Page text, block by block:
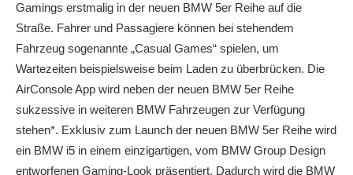
Gamings erstmalig in der neuen BMW 5er Reihe auf die
Straße. Fahrer und Passagiere können bei stehendem
Fahrzeug sogenannte „Casual Games“ spielen, um
Wartezeiten beispielsweise beim Laden zu überbrücken. Die
AirConsole App wird neben der neuen BMW 5er Reihe
sukzessive in weiteren BMW Fahrzeugen zur Verfügung
stehen*. Exklusiv zum Launch der neuen BMW 5er Reihe wird
ein BMW i5 in einem einzigartigen, vom BMW Group Design
entworfenen Gaming-Look präsentiert. Dadurch wird die BMW